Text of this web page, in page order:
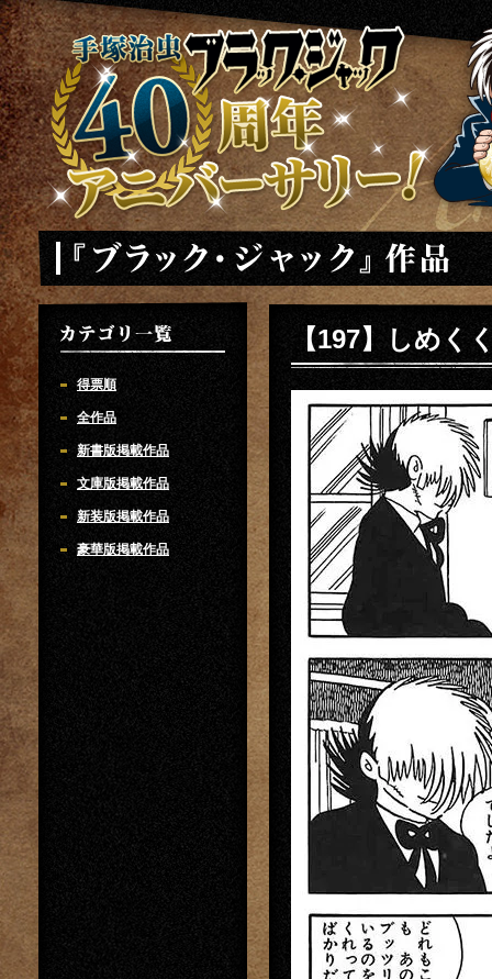
手塚治虫 ブラックジャック 40周年アニバーサリー
「ブラック・ジャック」
得票順
全作品
新書版掲載作品
文庫版掲載作品
新装版掲載作品
豪華版掲載作品
【197】しめく